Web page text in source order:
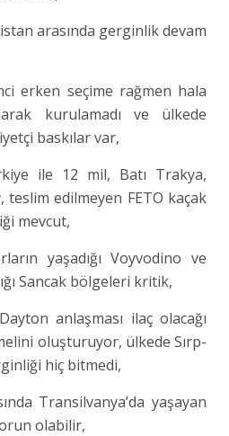
arasında gerginlik devam
erken seçime rağmen hala
kurulamadı ve ülkede
baskılar var,
ile 12 mil, Batı Trakya,
teslim edilmeyen FETO kaçak
mevcut,
yaşadığı Voyvodino ve
Sancak bölgeleri kritik,
anlaşması ilaç olacağı
oluşturuyor, ülkede Sırp-
hiç bitmedi,
Transilvanya’da yaşayan
olabilir,